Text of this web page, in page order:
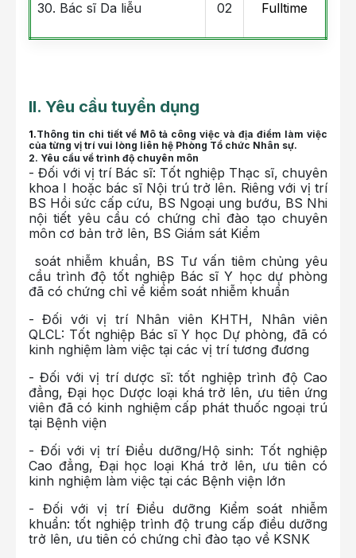
30. Bác sĩ Da liễu 02 Fulltime
II. Yêu cầu tuyển dụng
1.Thông tin chi tiết về Mô tả công việc và địa điểm làm việc
của từng vị trí vui lòng liên hệ Phòng Tổ chức Nhân sự.
2. Yêu cầu về trình độ chuyên môn
- Đối với vị trí Bác sĩ: Tốt nghiệp Thạc sĩ, chuyên
khoa I hoặc bác sĩ Nội trú trở lên. Riêng với vị trí
BS Hồi sức cấp cứu, BS Ngoại ung bướu, BS Nhi
nội tiết yêu cầu có chứng chỉ đào tạo chuyên
môn cơ bản trở lên, BS Giám sát Kiểm
soát nhiễm khuẩn, BS Tư vấn tiêm chủng yêu
cầu trình độ tốt nghiệp Bác sĩ Y học dự phòng
đã có chứng chỉ về kiểm soát nhiễm khuẩn
- Đối với vị trí Nhân viên KHTH, Nhân viên
QLCL: Tốt nghiệp Bác sĩ Y học Dự phòng, đã có
kinh nghiệm làm việc tại các vị trí tương đương
- Đối với vị trí dược sĩ: tốt nghiệp trình độ Cao
đẳng, Đại học Dược loại khá trở lên, ưu tiên ứng
viên đã có kinh nghiệm cấp phát thuốc ngoại trú
tại Bệnh viện
- Đối với vị trí Điều dưỡng/Hộ sinh: Tốt nghiệp
Cao đẳng, Đại học loại Khá trở lên, ưu tiên có
kinh nghiệm làm việc tại các Bệnh viện lớn
- Đối với vị trí Điều dưỡng Kiểm soát nhiễm
khuẩn: tốt nghiệp trình độ trung cấp điều dưỡng
trở lên, ưu tiên có chứng chỉ đào tạo về KSNK